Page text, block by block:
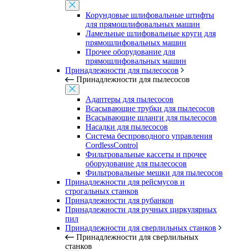
Корундовые шлифовальные штифты
для прямошлифовальных машин
Ламельные шлифовальные круги для
прямошлифовальных машин
Прочее оборудование для
прямошлифовальных машин
Принадлежности для пылесосов
Принадлежности для пылесосов
Адаптеры для пылесосов
Всасывающие трубки для пылесосов
Всасывающие шланги для пылесосов
Насадки для пылесосов
Система беспроводного управления
CordlessControl
Фильтровальные кассеты и прочее
оборудование для пылесосов
Фильтровальные мешки для пылесосов
Принадлежности для рейсмусов и
строгальных станков
Принадлежности для рубанков
Принадлежности для ручных циркулярных
пил
Принадлежности для сверлильных станков
Принадлежности для сверлильных
станков